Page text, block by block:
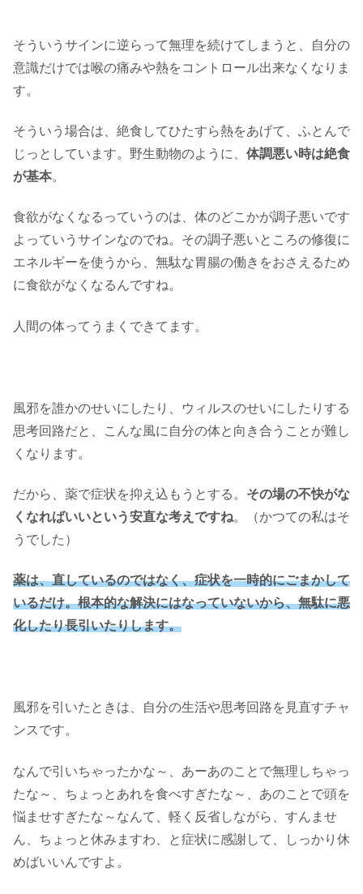
そういうサインに逆らって無理を続けてしまうと、自分の
意識だけでは喉の痛みや熱をコントロール出来なくなりま
す。
そういう場合は、絶食してひたすら熱をあげて、ふとんで
じっとしています。野生動物のように、 体調悪い時は絶食
が基本。
食欲がなくなるっていうのは、体のどこかが調子悪いです
よっていうサインなのでね。その調子悪いところの修復に
エネルギーを使うから、無駄な胃腸の働きをおさえるため
に食欲がなくなるんですね。
人間の体ってうまくできてます。
風邪を誰かのせいにしたり、ウィルスのせいにしたりする
思考回路だと、こんな風に自分の体と向き合うことが難し
くなります。
だから、薬で症状を抑え込もうとする。 その場の不快がな
くなればいいという安直な考えですね。（かつての私はそ
うでした）
薬は、直しているのではなく、症状を一時的にごまかして
いるだけ。根本的な解決にはなっていないから、無駄に悪
化したり長引いたりします。
風邪を引いたときは、自分の生活や思考回路を見直すチャ
ンスです。
なんで引いちゃったかな～、あーあのことで無理しちゃっ
たな～、ちょっとあれを食べすぎたな～、あのことで頭を
悩ませすぎたな～なんて、軽く反省しながら、すんませ
ん、ちょっと休みますわ、と症状に感謝して、しっかり休
めばいいんですよ。